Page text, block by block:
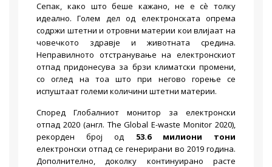
Сепак, како што беше кажано, не е сè толку
идеално. Голем дел од електронската опрема
содржи штетни и отровни материи кои влијаат на
човечкото здравје и животната средина.
Неправилното отстранување на електронскиот
отпад придонесува за брзи климатски промени,
со оглед на тоа што при негово горење се
испуштаат големи количини штетни материи.
Според Глобалниот монитор за електронски
отпад 2020 (англ. The Global E-waste Monitor 2020),
рекорден број од 53.6 милиони тони
електронски отпад се генерирани во 2019 година.
Дополнително, доколку континуирано расте